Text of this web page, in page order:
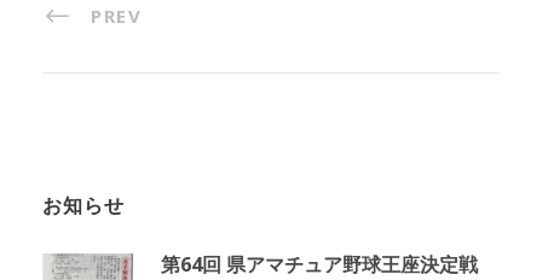
PREV
お知らせ
第64回 県アマチュア野球王座決定戦